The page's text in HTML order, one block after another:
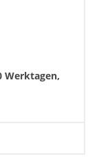
Werktagen,